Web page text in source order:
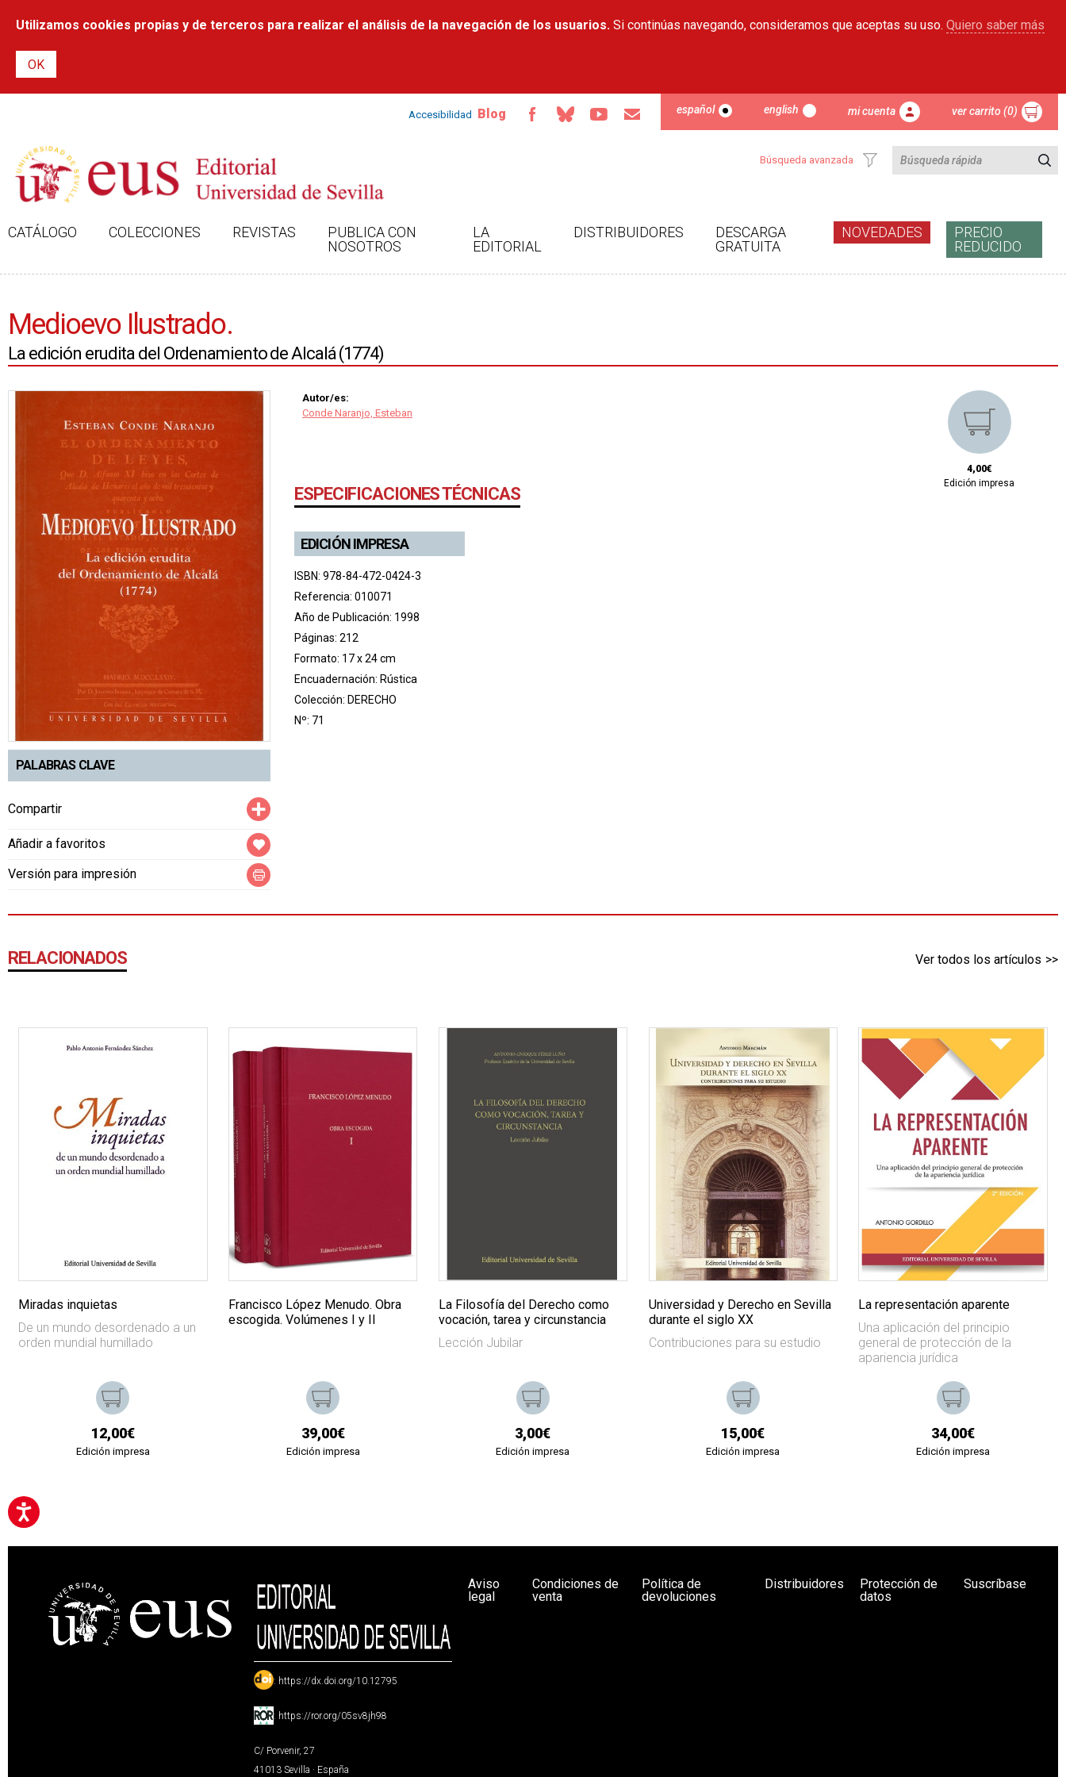
contenido
Utilizamos cookies propias y de terceros para realizar el análisis de la navegación de los usuarios. Si continúas navegando, consideramos que aceptas su uso. Quiero saber más
Accesibilidad Blog español english mi cuenta ver carrito (0)
Búsqueda avanzada
CATÁLOGO COLECCIONES REVISTAS
PUBLICA CON
NOSOTROS
LA
EDITORIAL
DISTRIBUIDORES
DESCARGA
GRATUITA
NOVEDADES
PRECIO
REDUCIDO
Medioevo Ilustrado.
La edición erudita del Ordenamiento de Alcalá (1774)
PALABRAS CLAVE
Compartir
Añadir a favoritos
Versión para impresión
Autor/es:
Conde Naranjo, Esteban
ESPECIFICACIONES TÉCNICAS
EDICIÓN IMPRESA
ISBN: 978-84-472-0424-3
Referencia: 010071
Año de Publicación: 1998
Páginas: 212
Formato: 17 x 24 cm
Encuadernación: Rústica
Colección: DERECHO
Nº: 71
4,00€
Edición impresa
RELACIONADOS Ver todos los artículos
Miradas inquietas
De un mundo desordenado a un
orden mundial humillado
12,00€
Edición impresa
Francisco López Menudo. Obra
escogida. Volúmenes I y II
39,00€
Edición impresa
La Filosofía del Derecho como
vocación, tarea y circunstancia
Lección Jubilar
3,00€
Edición impresa
Universidad y Derecho en Sevilla
durante el siglo XX
Contribuciones para su estudio
15,00€
Edición impresa
La representación aparente
Una aplicación del principio
general de protección de la
apariencia jurídica
34,00€
Edición impresa
: https://dx.doi.org/10.12795
: https://ror.org/05sv8jh98
C/ Porvenir, 27
41013 Sevilla · España
Aviso
legal
Condiciones de
venta
Política de
devoluciones
Distribuidores
Protección de
datos
Suscríbase